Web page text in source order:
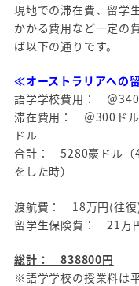
現地での滞在費、留学
かかる費用など一定の
ば以下の通りです。
≪オーストラリアへの
語学学校費用： ＠
滞在費用： ＠300ド
ドル
合計： 5280豪ドル（
をした時）
渡航費： 18万円(往復
留学生保険費： 21万
総計： 838800円
※語学学校の授業料は